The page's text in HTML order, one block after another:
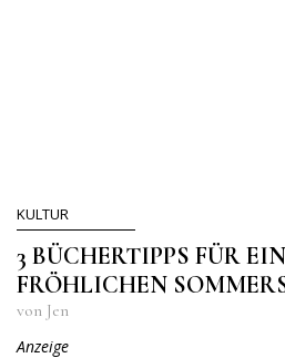
KULTUR
3 BÜCHERTIPPS FÜR
FRÖHLICHEN
von Jen
Anzeige